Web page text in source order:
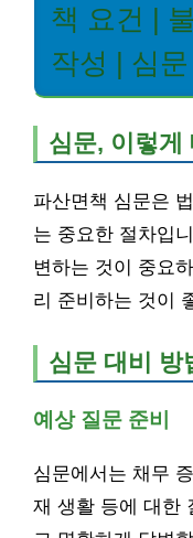
책 요건 |
작성 | 심
심문, 이렇게
파산면책 심문은
는 중요한 절차입
변하는 것이 중요
리 준비하는 것이
심문 대비 방
예상 질문 준비
심문에서는 채무
재 생활 등에 대한